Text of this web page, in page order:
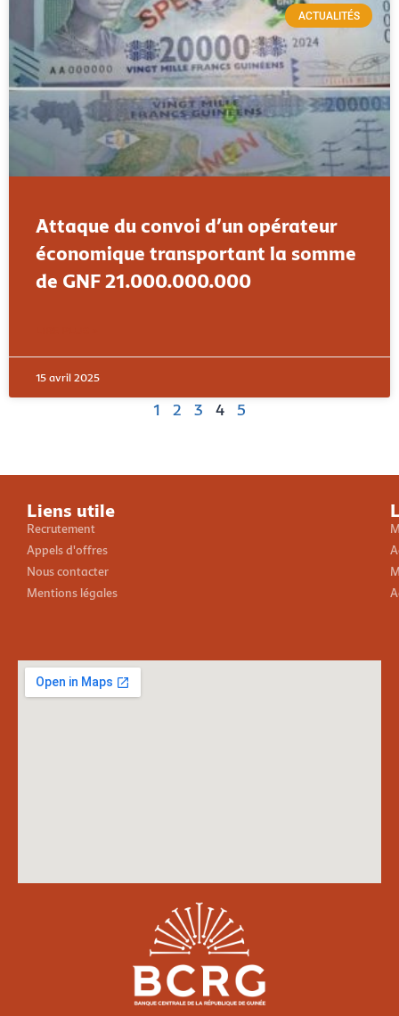
ACTUALITÉS
Attaque du convoi d’un opérateur
économique transportant la somme
de GNF 21.000.000.000
15 avril 2025
1 2 3 4 5
Liens utile
Recrutement
Appels d'offres
Nous contacter
Mentions légales